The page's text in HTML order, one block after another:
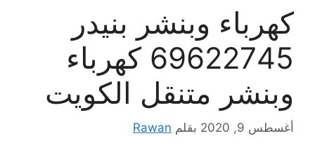
كهرباء وبنشر بنيدر
69622745 كهرباء
وبنشر متنقل الكويت
أغسطس 9, 2020 بقلم Rawan